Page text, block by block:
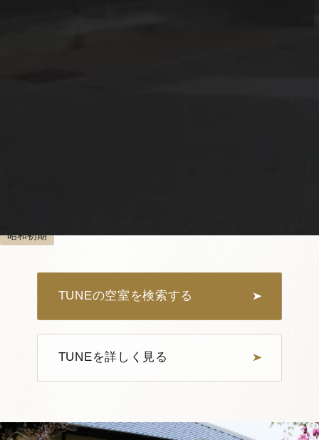
昭和初期
TUNEの空室を検索する
TUNEを詳しく見る
SADA 103定員：2名まで
VMGデラックス 大洲城が見える メゾネット 檜風呂
詳しく見る 空室確認・ご予約